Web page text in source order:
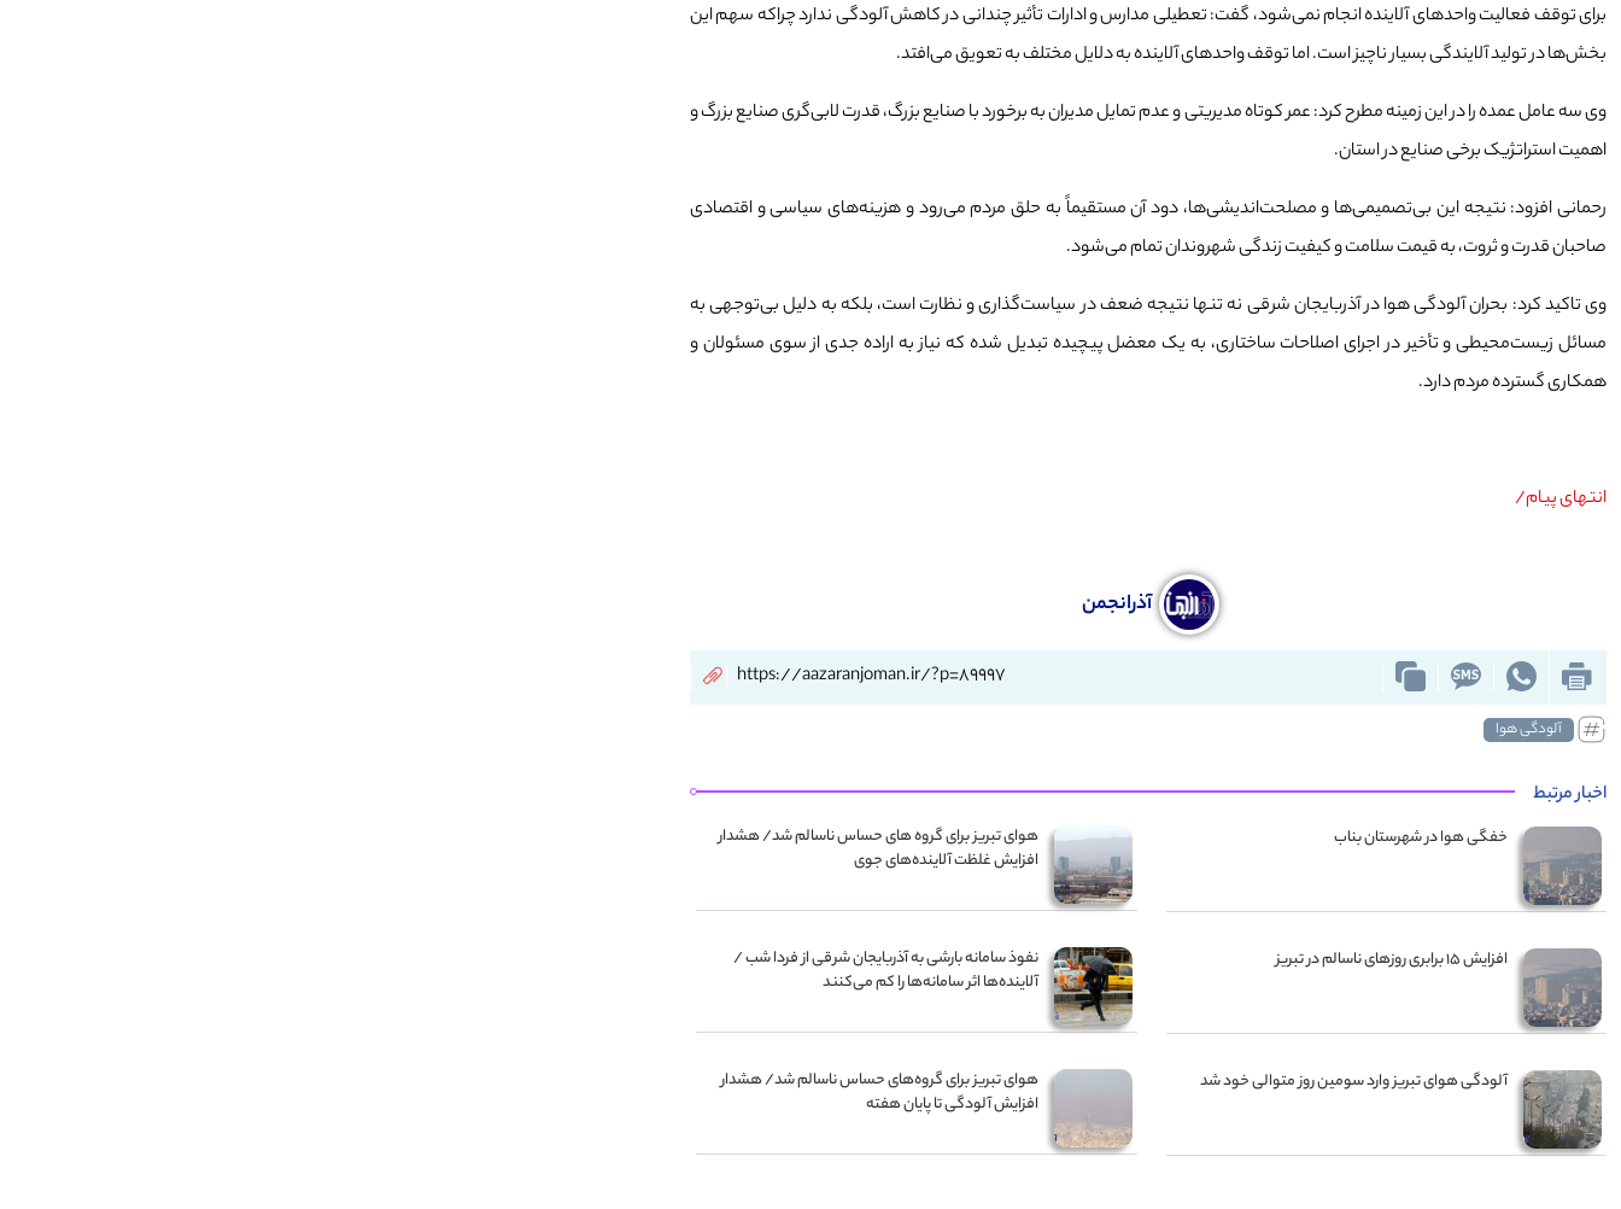
برای توقف فعالیت واحدهای آلاینده انجام نمی‌شود، گفت: تعطیلی مدارس و ادارات تأثیر چندانی در کاهش آلودگی ندارد چراکه سهم این
بخش‌ها در تولید آلایندگی بسیار ناچیز است. اما توقف واحدهای آلاینده به دلایل مختلف به تعویق می‌افتد.
وی سه عامل عمده را در این زمینه مطرح کرد: عمر کوتاه مدیریتی و عدم تمایل مدیران به برخورد با صنایع بزرگ، قدرت لابی‌گری صنایع بزرگ و
اهمیت استراتژیک برخی صنایع در استان.
رحمانی افزود: نتیجه این بی‌تصمیمی‌ها و مصلحت‌اندیشی‌ها، دود آن مستقیماً به حلق مردم می‌رود و هزینه‌های سیاسی و اقتصادی
صاحبان قدرت و ثروت، به قیمت سلامت و کیفیت زندگی شهروندان تمام می‌شود.
وی تاکید کرد: بحران آلودگی هوا در آذربایجان شرقی نه تنها نتیجه ضعف در سیاست‌گذاری و نظارت است، بلکه به دلیل بی‌توجهی به
مسائل زیست‌محیطی و تأخیر در اجرای اصلاحات ساختاری، به یک معضل پیچیده تبدیل شده که نیاز به اراده جدی از سوی مسئولان و
همکاری گسترده مردم دارد.
انتهای پیام/
آذرانجمن
https://aazaranjoman.ir/?p=89997
آلودگی هوا
اخبار مرتبط
خفگی هوا در شهرستان بناب
هوای تبریز برای گروه‌ های حساس ناسالم شد/ هشدار
افزایش غلظت آلاینده‌های جوی
افزایش ۱۵ برابری روزهای ناسالم در تبریز
نفوذ سامانه بارشی به آذربایجان شرقی از فردا شب /
آلاینده‌ها اثر سامانه‌ها را کم می‌کنند
آلودگی هوای تبریز وارد سومین روز متوالی خود شد
هوای تبریز برای گروه‌های حساس ناسالم شد/ هشدار
افزایش آلودگی تا پایان هفته